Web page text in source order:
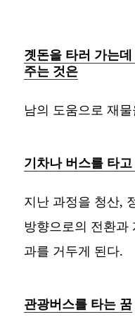
곗돈을 타러 가는
주는 것은
남의 도움으로 재
기차나 버스를 타
지난 과정을 청산,
방향으로의 전환과
과를 거두게 된다.
관광버스를 타는 꿈